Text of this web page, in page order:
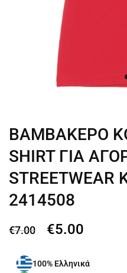
ΒΑΜΒΑΚΕΡΟ
SHIRT ΓΙΑ
STREETWEAR
2414508
€7.00 €5.00
100% Ελληνικά